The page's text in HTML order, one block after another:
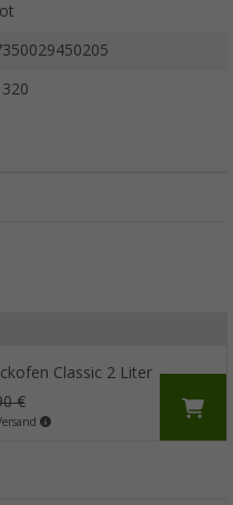
Classic 2 Liter
€